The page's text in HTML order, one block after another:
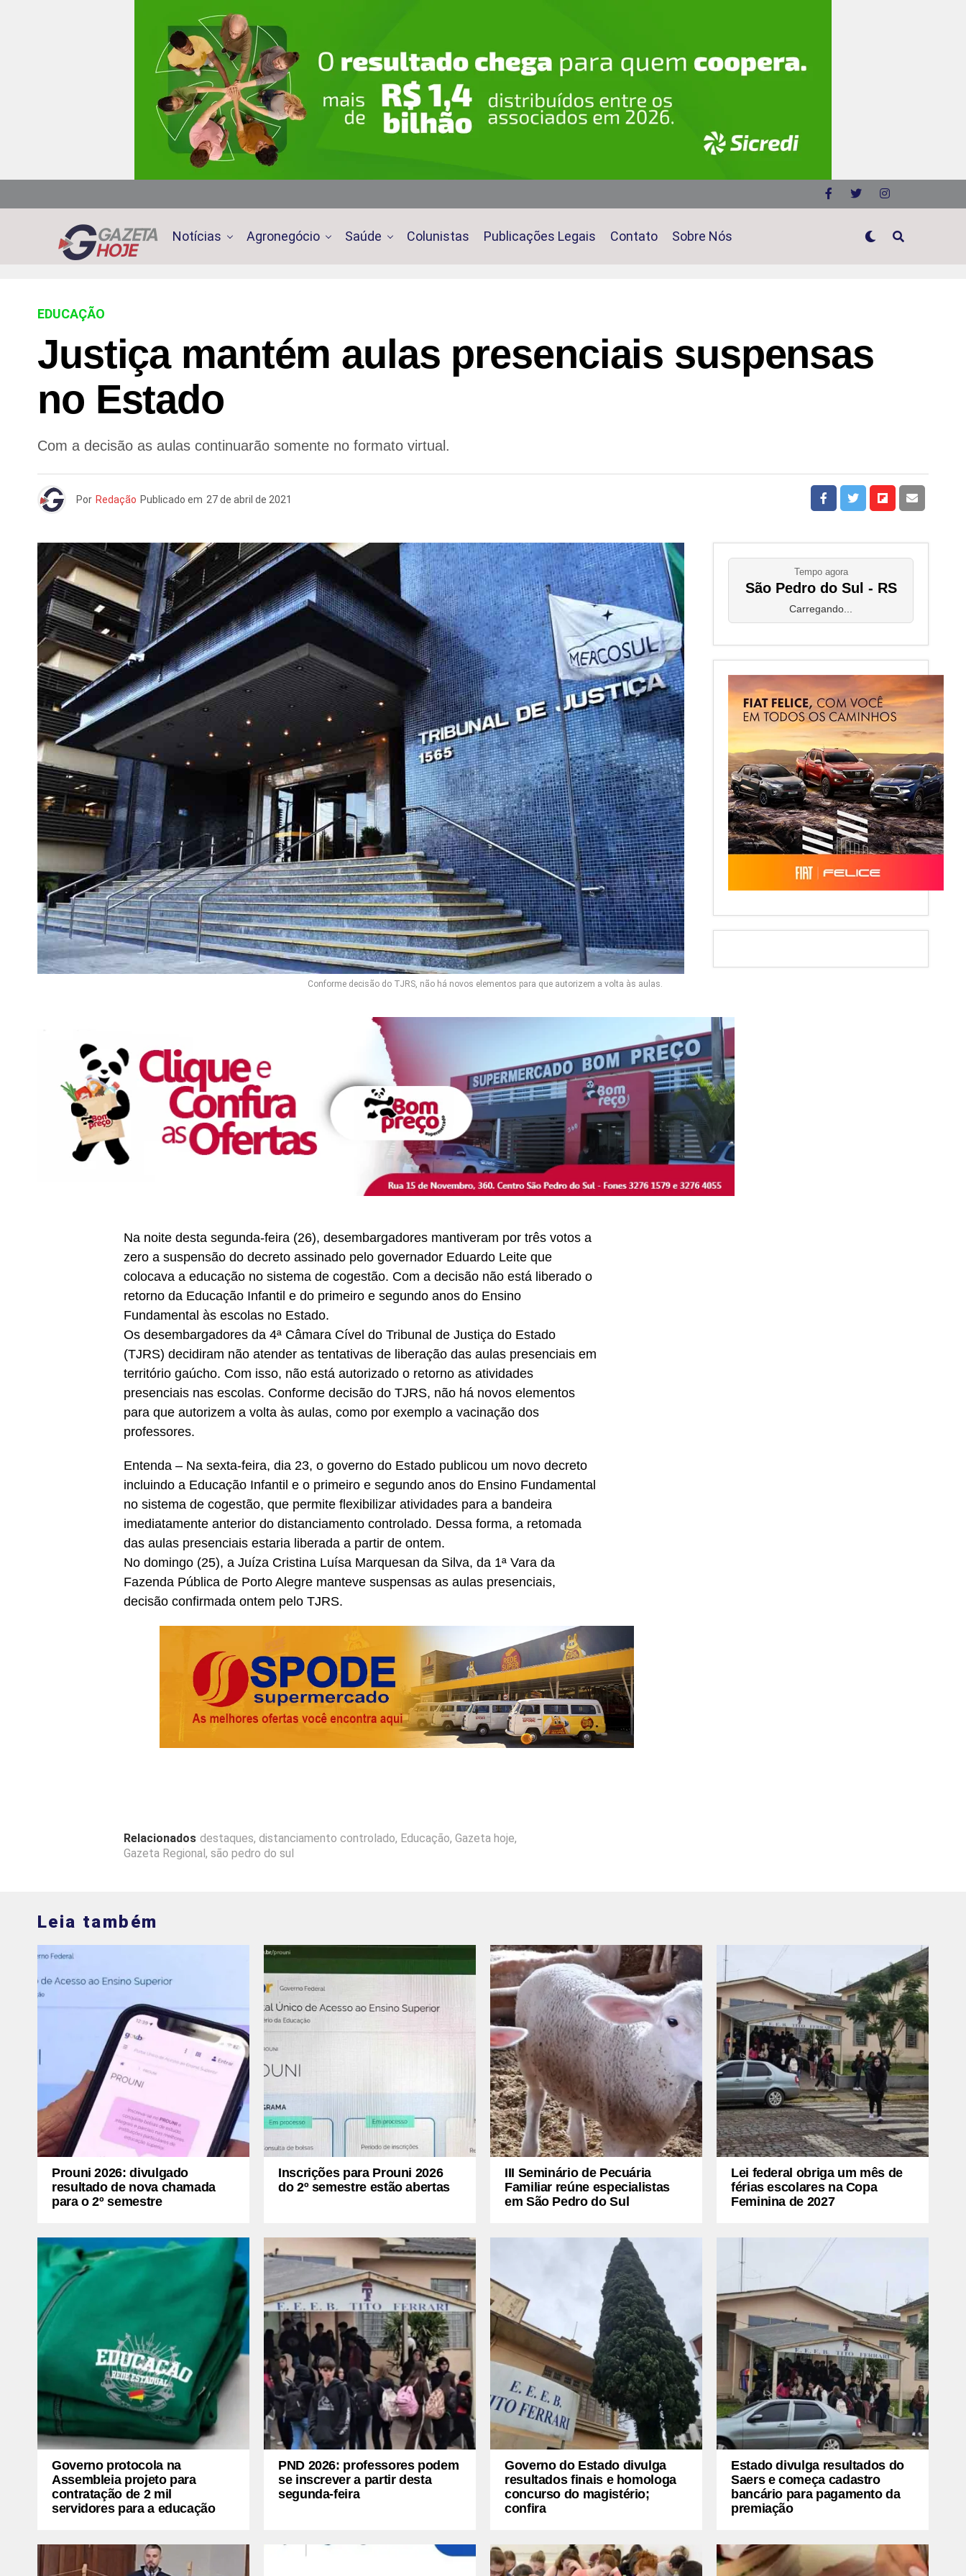
Notícias Agronegócio Saúde Colunistas Publicações Legais Contato Sobre Nós
EDUCAÇÃO
Justiça mantém aulas presenciais suspensas
no Estado
Com a decisão as aulas continuarão somente no formato virtual.
Por Redação Publicado em 27 de abril de 2021
Conforme decisão do TJRS, não há novos elementos para que autorizem a volta às aulas.
Na noite desta segunda-feira (26), desembargadores mantiveram por três votos a
zero a suspensão do decreto assinado pelo governador Eduardo Leite que
colocava a educação no sistema de cogestão. Com a decisão não está liberado o
retorno da Educação Infantil e do primeiro e segundo anos do Ensino
Fundamental às escolas no Estado.
Os desembargadores da 4ª Câmara Cível do Tribunal de Justiça do Estado
(TJRS) decidiram não atender as tentativas de liberação das aulas presenciais em
território gaúcho. Com isso, não está autorizado o retorno as atividades
presenciais nas escolas. Conforme decisão do TJRS, não há novos elementos
para que autorizem a volta às aulas, como por exemplo a vacinação dos
professores.
Entenda – Na sexta-feira, dia 23, o governo do Estado publicou um novo decreto
incluindo a Educação Infantil e o primeiro e segundo anos do Ensino Fundamental
no sistema de cogestão, que permite flexibilizar atividades para a bandeira
imediatamente anterior do distanciamento controlado. Dessa forma, a retomada
das aulas presenciais estaria liberada a partir de ontem.
No domingo (25), a Juíza Cristina Luísa Marquesan da Silva, da 1ª Vara da
Fazenda Pública de Porto Alegre manteve suspensas as aulas presenciais,
decisão confirmada ontem pelo TJRS.
Relacionados destaques, distanciamento controlado, Educação, Gazeta hoje,
Gazeta Regional, são pedro do sul
Tempo agora
São Pedro do Sul - RS
Carregando...
Leia também
Prouni 2026: divulgado
resultado de nova chamada
para o 2º semestre
Inscrições para Prouni 2026
do 2º semestre estão abertas
III Seminário de Pecuária
Familiar reúne especialistas
em São Pedro do Sul
Lei federal obriga um mês de
férias escolares na Copa
Feminina de 2027
Governo protocola na
Assembleia projeto para
contratação de 2 mil
servidores para a educação
PND 2026: professores podem
se inscrever a partir desta
segunda-feira
Governo do Estado divulga
resultados finais e homologa
concurso do magistério;
confira
Estado divulga resultados do
Saers e começa cadastro
bancário para pagamento da
premiação